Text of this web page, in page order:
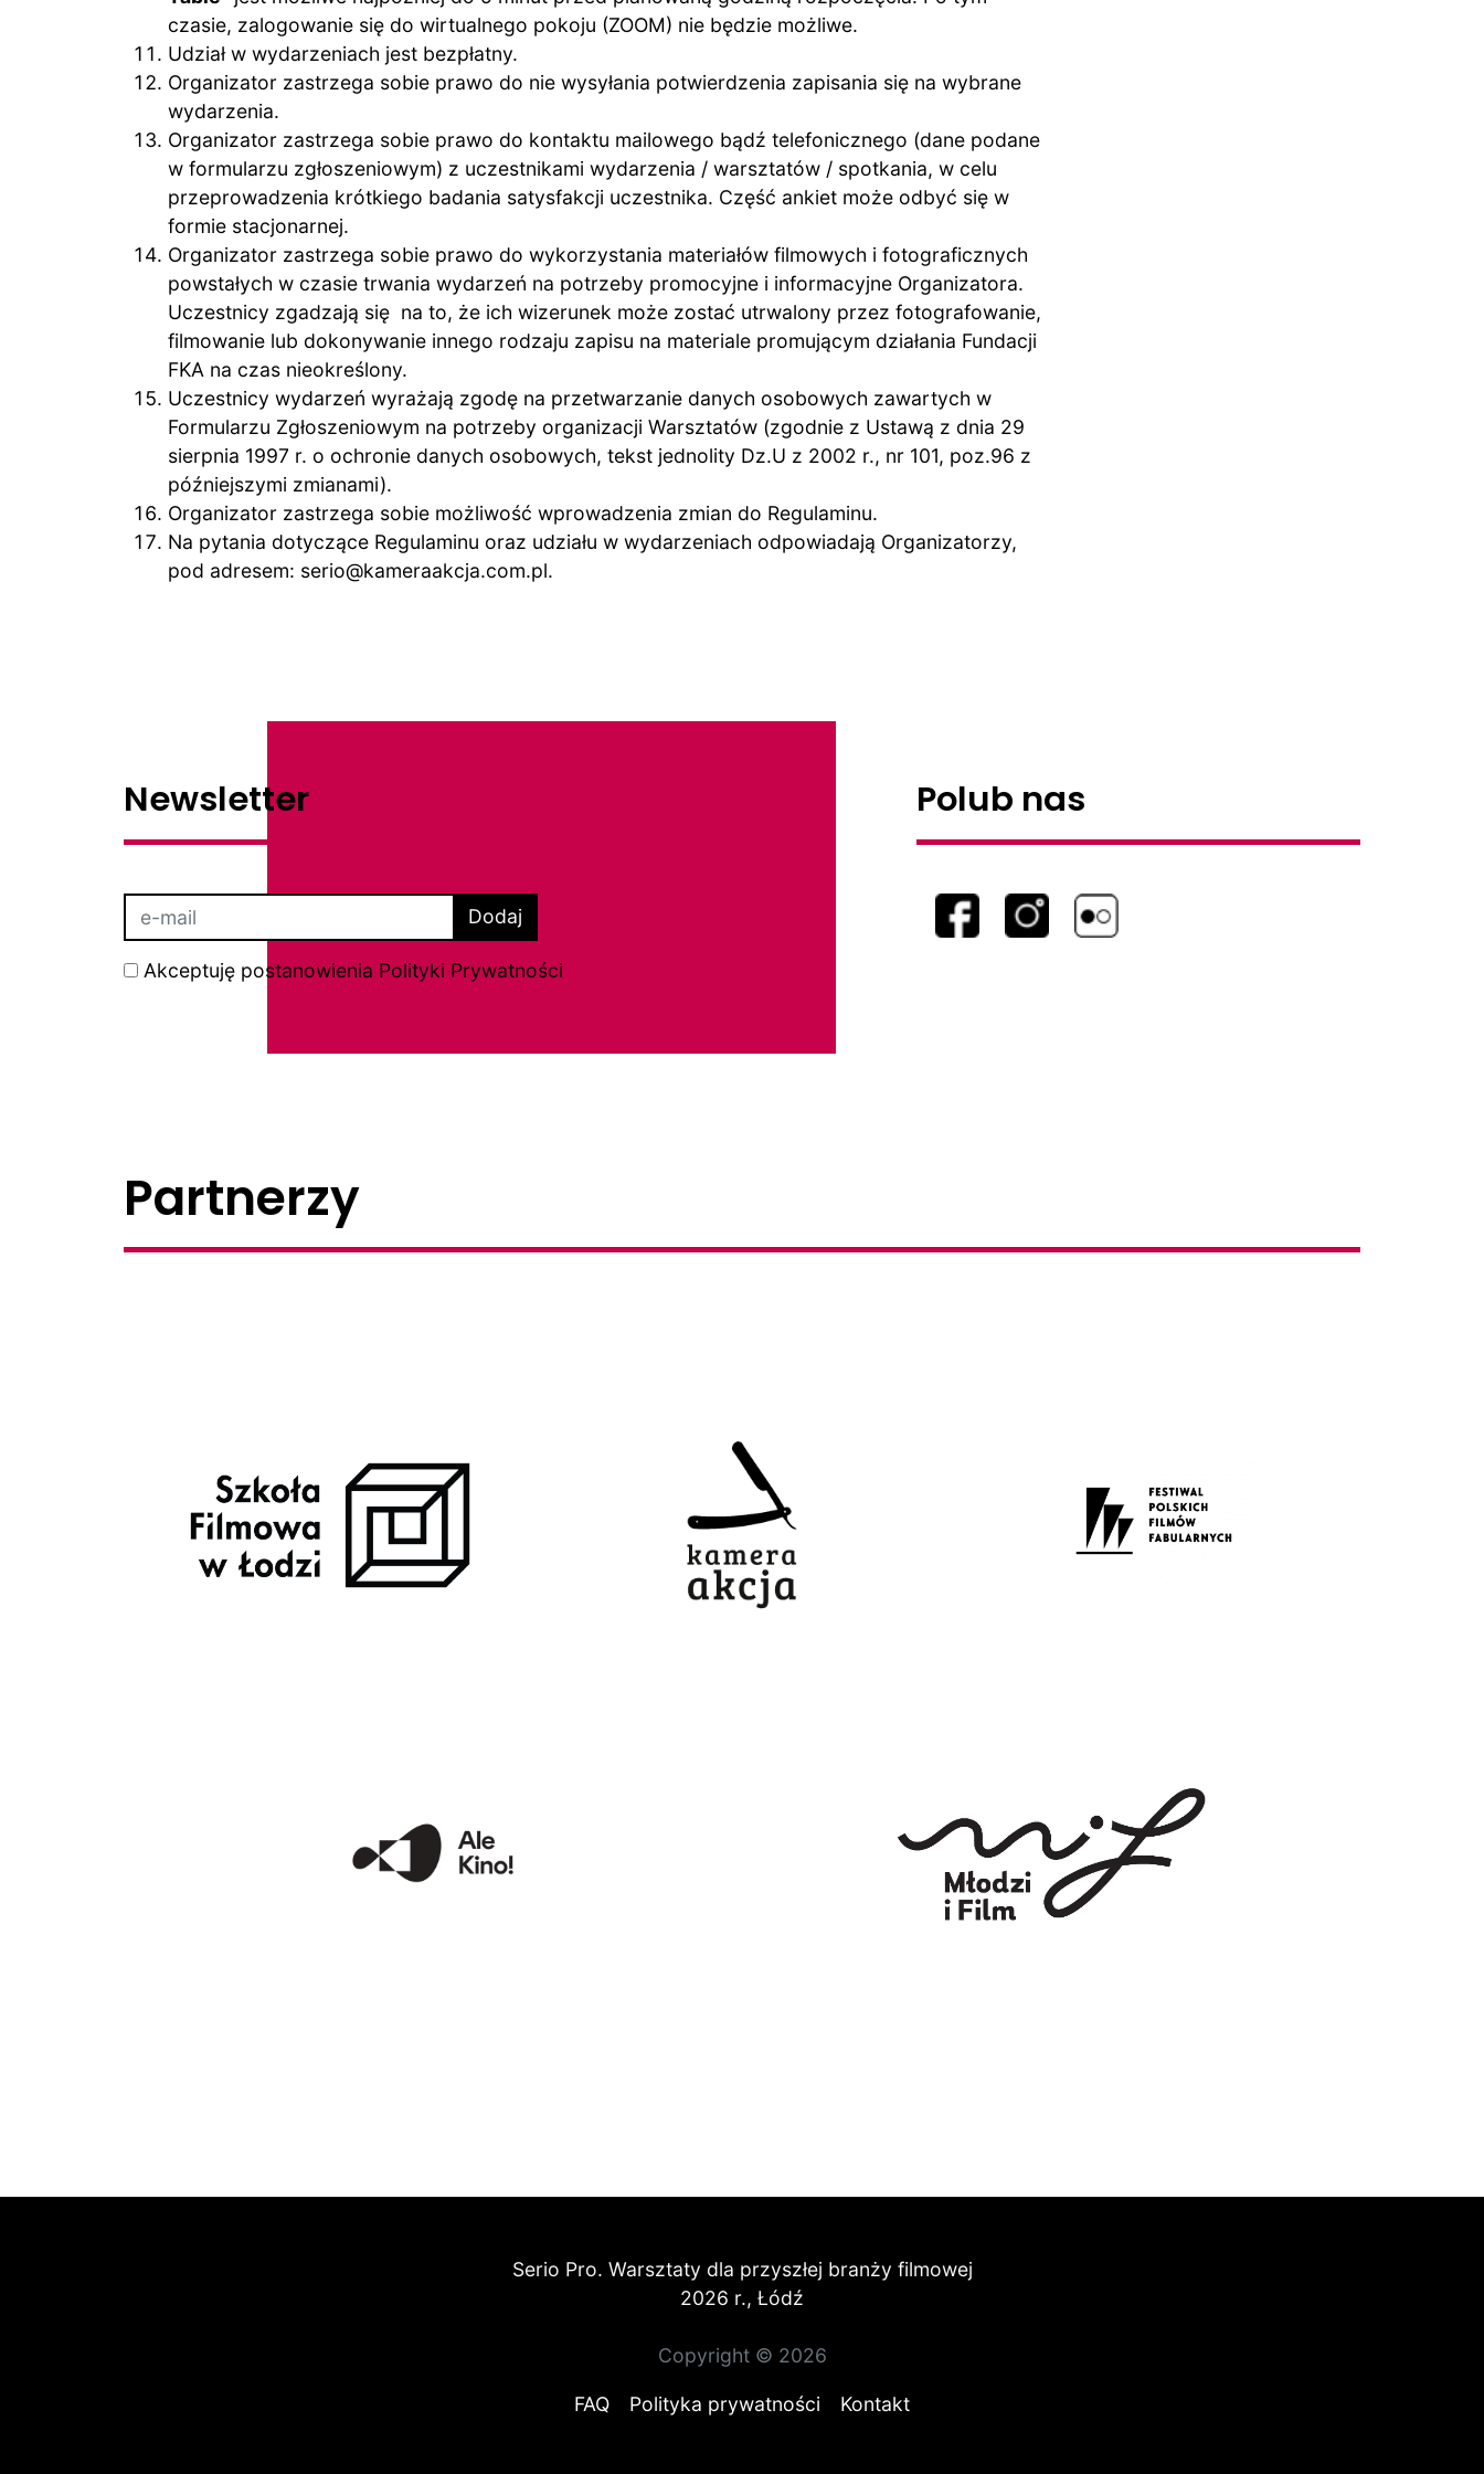
czasie, zalogowanie się do wirtualnego pokoju (ZOOM) nie będzie możliwe.
Udział w wydarzeniach jest bezpłatny.
Organizator zastrzega sobie prawo do nie wysyłania potwierdzenia zapisania się na wybrane
wydarzenia.
Organizator zastrzega sobie prawo do kontaktu mailowego bądź telefonicznego (dane podane
w formularzu zgłoszeniowym) z uczestnikami wydarzenia / warsztatów / spotkania, w celu
przeprowadzenia krótkiego badania satysfakcji uczestnika. Część ankiet może odbyć się w
formie stacjonarnej.
Organizator zastrzega sobie prawo do wykorzystania materiałów filmowych i fotograficznych
powstałych w czasie trwania wydarzeń na potrzeby promocyjne i informacyjne Organizatora.
Uczestnicy zgadzają się na to, że ich wizerunek może zostać utrwalony przez fotografowanie,
filmowanie lub dokonywanie innego rodzaju zapisu na materiale promującym działania Fundacji
FKA na czas nieokreślony.
Uczestnicy wydarzeń wyrażają zgodę na przetwarzanie danych osobowych zawartych w
Formularzu Zgłoszeniowym na potrzeby organizacji Warsztatów (zgodnie z Ustawą z dnia 29
sierpnia 1997 r. o ochronie danych osobowych, tekst jednolity Dz.U z 2002 r., nr 101, poz.96 z
późniejszymi zmianami).
Organizator zastrzega sobie możliwość wprowadzenia zmian do Regulaminu.
Na pytania dotyczące Regulaminu oraz udziału w wydarzeniach odpowiadają Organizatorzy,
pod adresem: serio@kameraakcja.com.pl.
Newsletter
Dodaj
Akceptuję postanowienia Polityki Prywatności
Polub nas
Partnerzy
Serio Pro. Warsztaty dla przyszłej branży filmowej
2026 r., Łódź
Copyright © 2026
FAQ Polityka prywatności Kontakt